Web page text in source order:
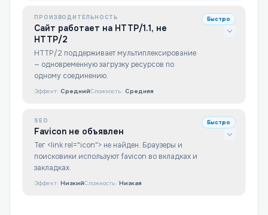
ПРОИЗВОДИТЕЛЬНОСТЬ
Сайт работает на HTTP/1.1, не
HTTP/2
HTTP/2 поддерживает мультиплексирование
— одновременную загрузку ресурсов по
одному соединению.
Быстро
Эффект: СреднийСложность: Средняя
SEO
Favicon не объявлен
Тег <link rel="icon"> не найден. Браузеры и
поисковики используют favicon во вкладках и
закладках.
Быстро
Эффект: НизкийСложность: Низкая